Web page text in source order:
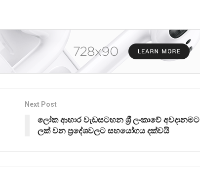
Next Post
ලෝක ආහාර වැඩසටහන ශ්‍රී ලංකාවේ අවදානමට
ලක් වන ප්‍රදේශවලට සහයෝගය දක්වයි